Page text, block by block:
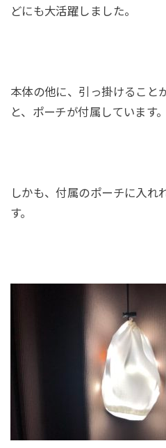
どにも大活躍しました。
本体の他に、引っ掛けること
と、ポーチが付属しています。
しかも、付属のポーチに入れ
す。